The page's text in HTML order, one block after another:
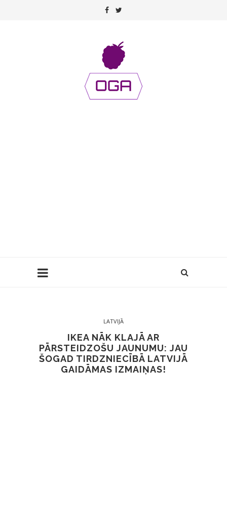
LATVIJĀ
IKEA NĀK KLAJĀ AR
PĀRSTEIDZOŠU JAUNUMU: JAU
ŠOGAD TIRDZNIECĪBĀ LATVIJĀ
GAIDĀMAS IZMAIŅAS!